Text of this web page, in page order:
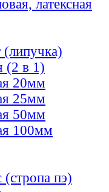
латексная
(липучка)
(2 в 1)
20мм
25мм
50мм
100мм
(стропа пэ)